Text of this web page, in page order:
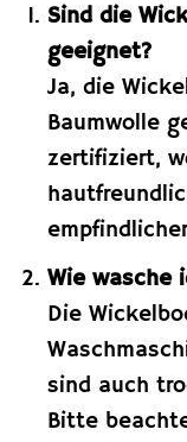
Sind die
geeignet?
Ja, die
Baumwolle
zertifiziert,
Wie wasche
Die
sind auch
Bitte